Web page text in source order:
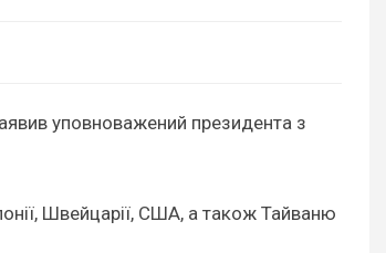
уповноважений президента з
Швейцарії, США, а також Тайваню